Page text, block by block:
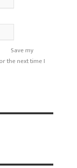
Save my
the next time I